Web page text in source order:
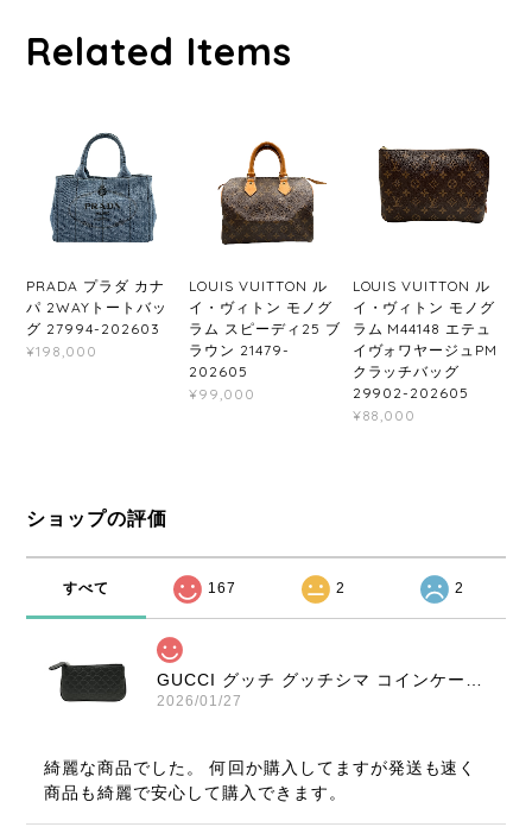
Related Items
PRADA プラダ カナ
パ 2WAYトートバッ
グ 27994-202603
¥198,000
LOUIS VUITTON ル
イ・ヴィトン モノグ
ラム スピーディ25 ブ
ラウン 21479-
202605
¥99,000
LOUIS VUITTON ル
イ・ヴィトン モノグ
ラム M44148 エテュ
イヴォワヤージュPM
クラッチバッグ
29902-202605
¥88,000
ショップの評価
すべて 167 2 2
GUCCI グッチ グッチシマ コインケース ブラック 9347-202212
2026/01/27
綺麗な商品でした。 何回か購入してますが発送も速く
商品も綺麗で安心して購入できます。